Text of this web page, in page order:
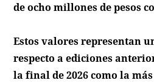
de ocho millones de pesos
Estos valores representan
respecto a ediciones
la final de 2026 como la